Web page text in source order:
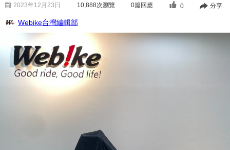
2023年12月23日 10,888次瀏覽 0篇回應 0 分享
Webike台灣編輯部